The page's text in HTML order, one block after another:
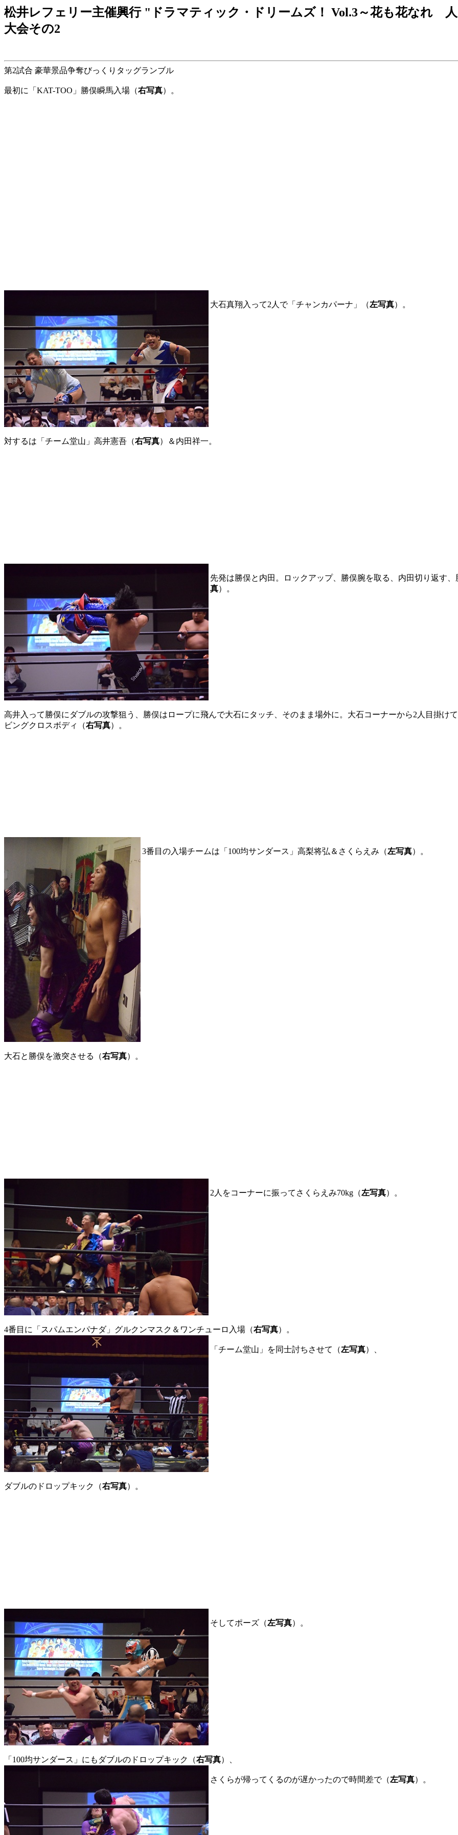
松井レフェリー主催興行 "ドラマティック・ドリームズ！ Vol.3～花も花なれ
大会その2
第2試合 豪華景品争奪びっくりタッグランブル
最初に「KAT-TOO」勝俣瞬馬入場（右写真）。
大石真翔入って2人で「チャンカパーナ」（左写真）。
対するは「チーム堂山」高井憲吾（右写真）＆内田祥一。
先発は勝俣と内田。ロックアップ、勝俣腕を取る、内田切り返す
真）。
高井入って勝俣にダブルの攻撃狙う、勝俣はロープに飛んで大石にタッチ、そのまま場外に。大石コーナーから2人目掛け
ビングクロスボディ（右写真）。
3番目の入場チームは「100均サンダース」高梨将弘＆さくらえみ（左写真）。
大石と勝俣を激突させる（右写真）。
2人をコーナーに振ってさくらえみ70kg（左写真）。
4番目に「スパムエンパナダ」グルクンマスク＆ワンチューロ入場（右写真）。
「チーム堂山」を同士討ちさせて（左写真）、
ダブルのドロップキック（右写真）。
そしてポーズ（左写真）。
「100均サンダース」にもダブルのドロップキック（右写真）、
さくらが帰ってくるのが遅かったので時間差で（左写真）。